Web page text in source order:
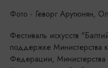
Фото - Геворг Арутюнян,
Фестиваль искусств
поддержке Министерства
Федерации, Министерства